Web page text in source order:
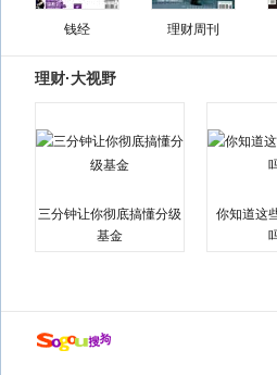
钱经 理财周刊
理财·大视野
三分钟让你彻底搞懂分级
基金
你知道这